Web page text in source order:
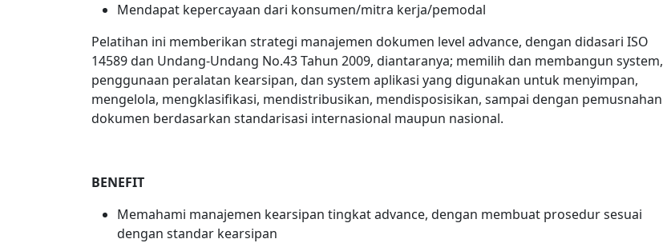
Mendapat kepercayaan dari konsumen/mitra kerja/pemodal
Pelatihan ini memberikan strategi manajemen dokumen level advance, dengan didasari ISO
14589 dan Undang-Undang No.43 Tahun 2009, diantaranya; memilih dan membangun system,
penggunaan peralatan kearsipan, dan system aplikasi yang digunakan untuk menyimpan,
mengelola, mengklasifikasi, mendistribusikan, mendisposisikan, sampai dengan pemusnahan
dokumen berdasarkan standarisasi internasional maupun nasional.
BENEFIT
Memahami manajemen kearsipan tingkat advance, dengan membuat prosedur sesuai
dengan standar kearsipan